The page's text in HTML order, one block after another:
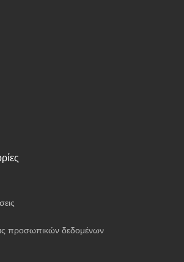
προσωπικών δεδομένων